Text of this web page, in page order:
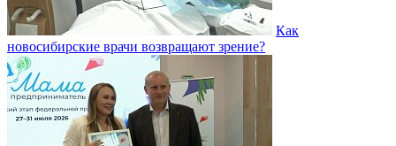
Как
новосибирские врачи возвращают зрение?